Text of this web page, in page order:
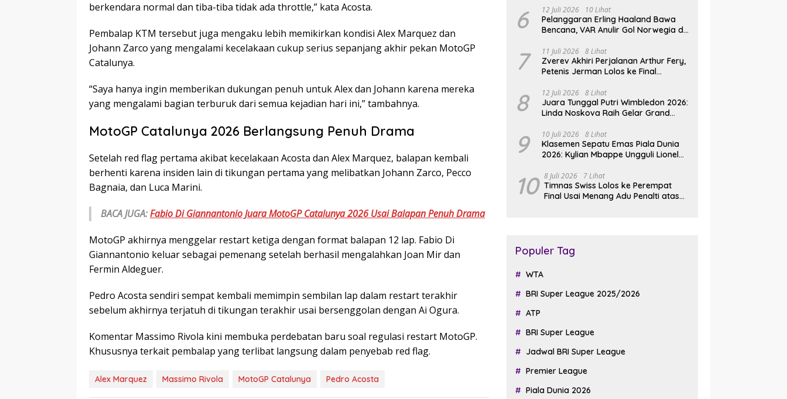
berkendara normal dan tiba-tiba tidak ada throttle,” kata Acosta.
Pembalap KTM tersebut juga mengaku lebih memikirkan kondisi Alex Marquez dan
Johann Zarco yang mengalami kecelakaan cukup serius sepanjang akhir pekan MotoGP
Catalunya.
“Saya hanya ingin memberikan dukungan penuh untuk Alex dan Johann karena mereka
yang mengalami bagian terburuk dari semua kejadian hari ini,” tambahnya.
MotoGP Catalunya 2026 Berlangsung Penuh Drama
Setelah red flag pertama akibat kecelakaan Acosta dan Alex Marquez, balapan kembali
berhenti karena insiden lain di tikungan pertama yang melibatkan Johann Zarco, Pecco
Bagnaia, dan Luca Marini.
BACA JUGA:Fabio Di Giannantonio Juara MotoGP Catalunya 2026 Usai Balapan Penuh Drama
MotoGP akhirnya menggelar restart ketiga dengan format balapan 12 lap. Fabio Di
Giannantonio keluar sebagai pemenang setelah berhasil mengalahkan Joan Mir dan
Fermin Aldeguer.
Pedro Acosta sendiri sempat kembali memimpin sembilan lap dalam restart terakhir
sebelum akhirnya terjatuh di tikungan terakhir usai bersenggolan dengan Ai Ogura.
Komentar Massimo Rivola kini membuka perdebatan baru soal regulasi restart MotoGP.
Khususnya terkait pembalap yang terlibat langsung dalam penyebab red flag.
Alex Marquez Massimo Rivola MotoGP Catalunya Pedro Acosta
6 12 Juli 2026 10 Lihat
Pelanggaran Erling Haaland Bawa
Bencana, VAR Anulir Gol Norwegia di
7 11 Juli 2026 8 Lihat
Zverev Akhiri Perjalanan Arthur Fery,
Petenis Jerman Lolos ke Final
8 12 Juli 2026 8 Lihat
Juara Tunggal Putri Wimbledon 2026:
Linda Noskova Raih Gelar Grand
9 10 Juli 2026 8 Lihat
Klasemen Sepatu Emas Piala Dunia
2026: Kylian Mbappe Ungguli Lionel
10 8 Juli 2026 7 Lihat
Timnas Swiss Lolos ke Perempat
Final Usai Menang Adu Penalti atas
Populer Tag
WTA
BRI Super League 2025/2026
ATP
BRI Super League
Jadwal BRI Super League
Premier League
Piala Dunia 2026